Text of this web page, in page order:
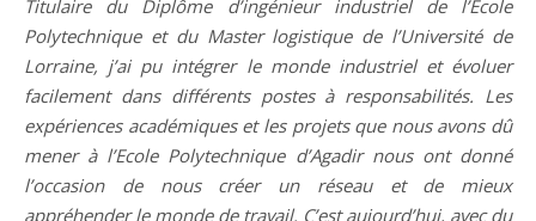
Titulaire du Diplôme d’ingénieur industriel de l’Ecole
Polytechnique et du Master logistique de l’Université de
Lorraine, j’ai pu intégrer le monde industriel et évoluer
facilement dans différents postes à responsabilités. Les
expériences académiques et les projets que nous avons dû
mener à l’Ecole Polytechnique d’Agadir nous ont donné
l’occasion de nous créer un réseau et de mieux
appréhender le monde de travail. C’est aujourd’hui, avec du